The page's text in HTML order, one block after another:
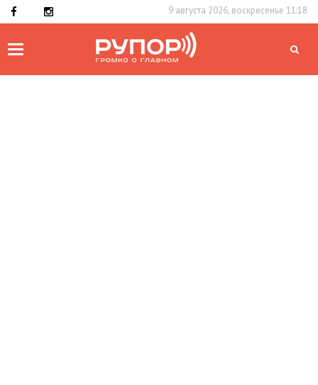
9 августа 2026, воскресенье 11:18
Toggle